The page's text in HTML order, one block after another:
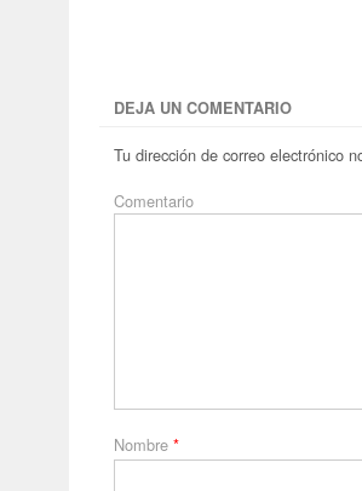
DEJA UN COMENTARIO
Tu dirección de correo electrónico
Comentario
Nombre*